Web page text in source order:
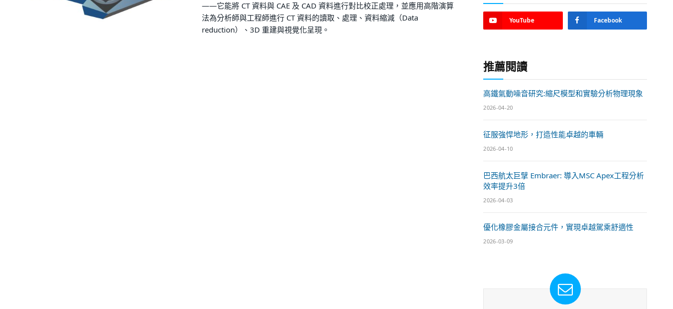
——它能將 CT 資料與 CAE 及 CAD 資料進行對比校正處理，並應用高階演算
法為分析師與工程師進行 CT 資料的讀取、處理、資料縮減（Data
reduction）、3D 重建與視覺化呈現。
YouTube Facebook
推薦閱讀
高鐵氣動噪音研究:縮尺模型和實驗分析物理現象
2026-04-20
征服強悍地形，打造性能卓越的車輛
2026-04-10
巴西航太巨擘 Embraer: 導入MSC Apex工程分析
效率提升3倍
2026-04-03
優化橡膠金屬接合元件，實現卓越駕乘舒適性
2026-03-09